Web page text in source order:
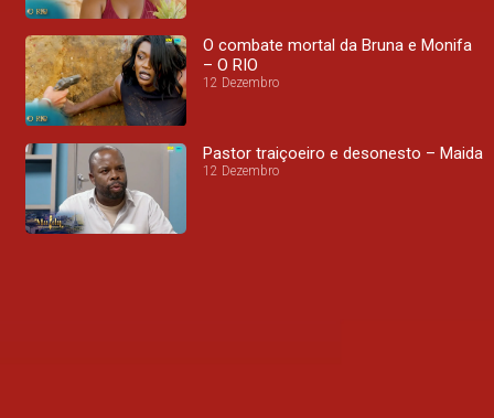
O combate mortal da Bruna e Monifa
– O RIO
12 Dezembro
Pastor traiçoeiro e desonesto – Maida
12 Dezembro